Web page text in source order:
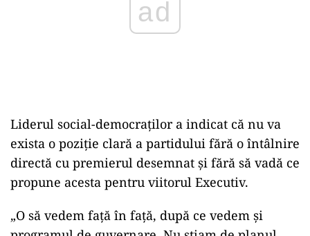
Liderul social-democraților a indicat că nu va
exista o poziție clară a partidului fără o întâlnire
directă cu premierul desemnat și fără să vadă ce
propune acesta pentru viitorul Executiv.
„O să vedem față în față, după ce vedem și